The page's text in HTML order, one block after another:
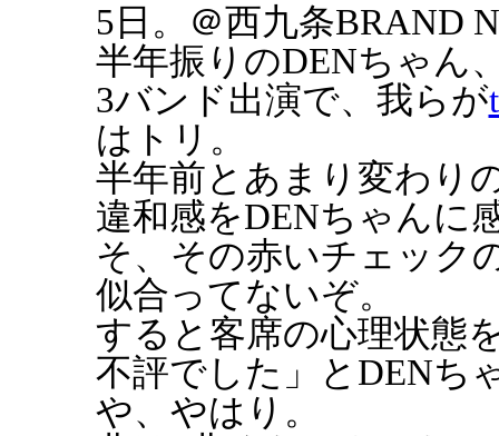
5日。＠西九条BRAND
半年振りのDENちゃん
3バンド出演で、我らが
はトリ。
半年前とあまり変わり
違和感をDENちゃんに
そ、その赤いチェック
似合ってないぞ。
すると客席の心理状態
不評でした」とDENち
や、やはり。